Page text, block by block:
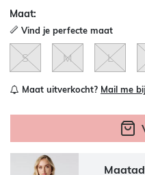
Maat:
Vind je perfecte maat
S M L
Maat uitverkocht? Mail me